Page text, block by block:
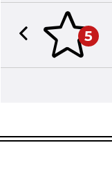
5
Previous slide